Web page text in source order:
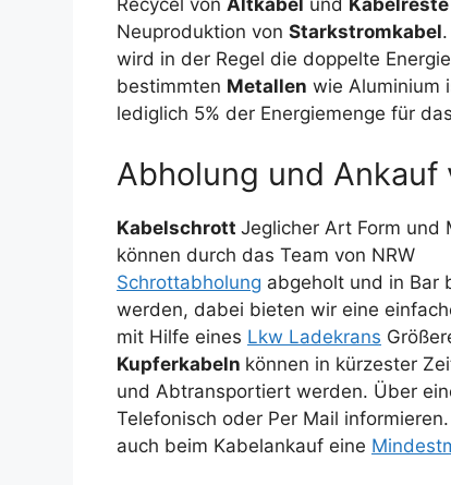
Recycel von Altkabel und Kabelreste
Neuproduktion von Starkstromkabel
wird in der Regel die doppelte
bestimmten Metallen wie Aluminium
lediglich 5% der Energiemenge für
Abholung und
Kabelschrott Jeglicher Art Form und
können durch das Team von NRW
Schrottabholung abgeholt und in Bar
werden, dabei bieten wir eine
mit Hilfe eines Lkw Ladekrans
Kupferkabeln können in kürzester
und Abtransportiert werden. Über
Telefonisch oder Per Mail
auch beim Kabelankauf eine